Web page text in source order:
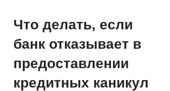
Что делать, если
банк отказывает в
предоставлении
кредитных каникул